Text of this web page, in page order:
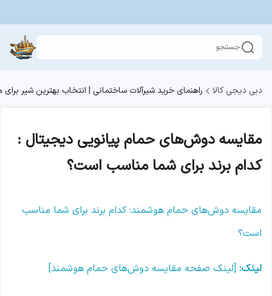
جستجو
دبی دیجی کالا راهنمای خرید شیرآلات ساختمانی | انتخاب بهترین شیر
مقایسه دوش‌های حمام پیانویی دیجیتال :
کدام برند برای شما مناسب است؟
مقایسه دوش‌های حمام هوشمند: کدام برند برای شما مناسب
است؟
لینک: [لینک صفحه مقایسه دوش‌های حمام هوشمند]